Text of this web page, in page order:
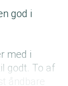
god i
med i
godt. To af